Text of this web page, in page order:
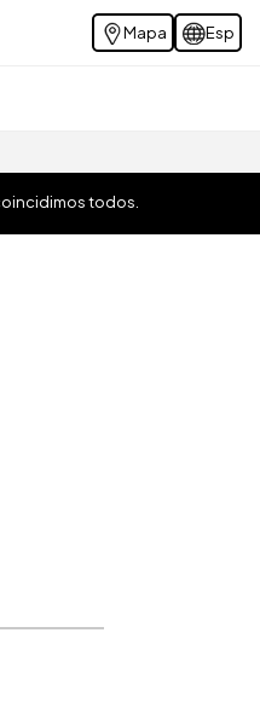
Mapa Esp
todos.